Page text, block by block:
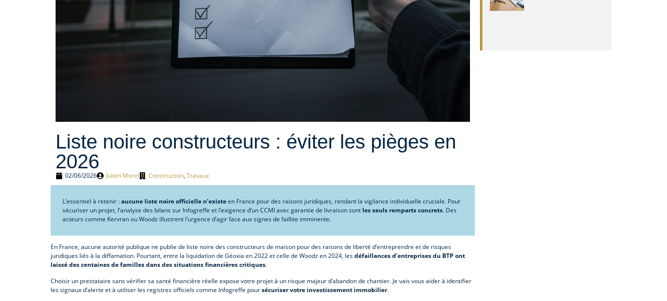
Liste noire constructeurs : éviter les pièges en
2026
02/06/2026 Julien Morel Construction, Travaux
L’essentiel à retenir :aucune liste noire officielle n’existeen France pour des raisons juridiques, rendant la vigilance individuelle cruciale. Pour
sécuriser un projet, l’analyse des bilans sur Infogreffe et l’exigence d’un CCMI avec garantie de livraison sont les seuls remparts concrets. Des
acteurs comme Kervran ou Woodz illustrent l’urgence d’agir face aux signes de faillite imminente.
En France, aucune autorité publique ne publie de liste noire des constructeurs de maison pour des raisons de liberté d’entreprendre et de risques
juridiques liés à la diffamation. Pourtant, entre la liquidation de Géoxia en 2022 et celle de Woodz en 2024, lesdéfaillances d’entreprises du BTP ont
laissé des centaines de familles dans des situations financières critiques.
Choisir un prestataire sans vérifier sa santé financière réelle expose votre projet à un risque majeur d’abandon de chantier. Je vais vous aider à identifier
les signaux d’alerte et à utiliser les registres officiels comme Infogreffe poursécuriser votre investissement immobilier.